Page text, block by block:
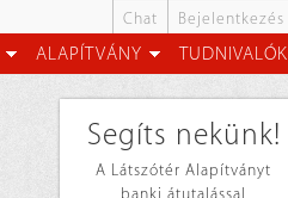
Chat Bejelentkezés
ALAPÍTVÁNY TUDNIVALÓK
Segíts nekünk!
A Látszótér Alapítványt
banki átutalással